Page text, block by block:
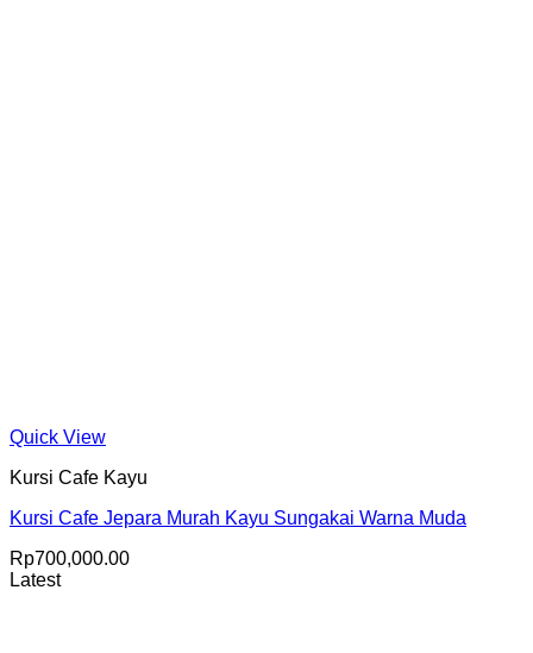
Quick View
Kursi Cafe Kayu
Kursi Cafe Jepara Murah Kayu Sungakai Warna Muda
Rp700,000.00
Latest